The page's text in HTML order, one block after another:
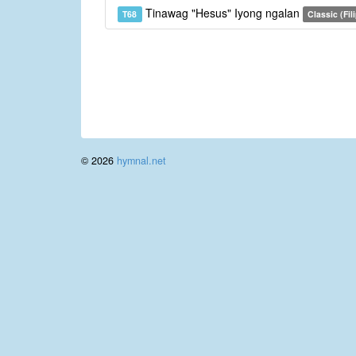
T68 Tinawag "Hesus" Iyong ngalan Classic
© 2026 hymnal.net